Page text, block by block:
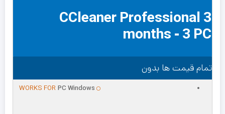
CCleaner Professional 3
months - 3 PC
تمام قیمت ها بدون
WORKS FOR PC Windows